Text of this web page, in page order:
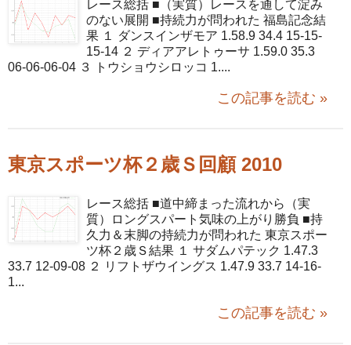
レース総括 ■（実質）レースを通して淀み
のない展開 ■持続力が問われた 福島記念結
果 １ ダンスインザモア 1.58.9 34.4 15-15-
15-14 ２ ディアアレトゥーサ 1.59.0 35.3
06-06-06-04 ３ トウショウシロッコ 1....
この記事を読む »
東京スポーツ杯２歳Ｓ回顧 2010
レース総括 ■道中締まった流れから（実
質）ロングスパート気味の上がり勝負 ■持
久力＆末脚の持続力が問われた 東京スポー
ツ杯２歳Ｓ結果 １ サダムパテック 1.47.3
33.7 12-09-08 ２ リフトザウイングス 1.47.9 33.7 14-16-
1...
この記事を読む »